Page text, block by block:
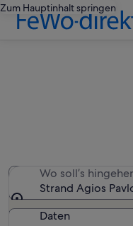
Zum Hauptinhalt springen
Wo soll’s
Strand Agios
Daten